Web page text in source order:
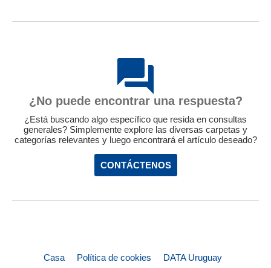
¿No puede encontrar una respuesta?
¿Está buscando algo específico que resida en consultas
generales? Simplemente explore las diversas carpetas y
categorías relevantes y luego encontrará el artículo deseado?
CONTÁCTENOS
Casa Política de cookies DATA Uruguay